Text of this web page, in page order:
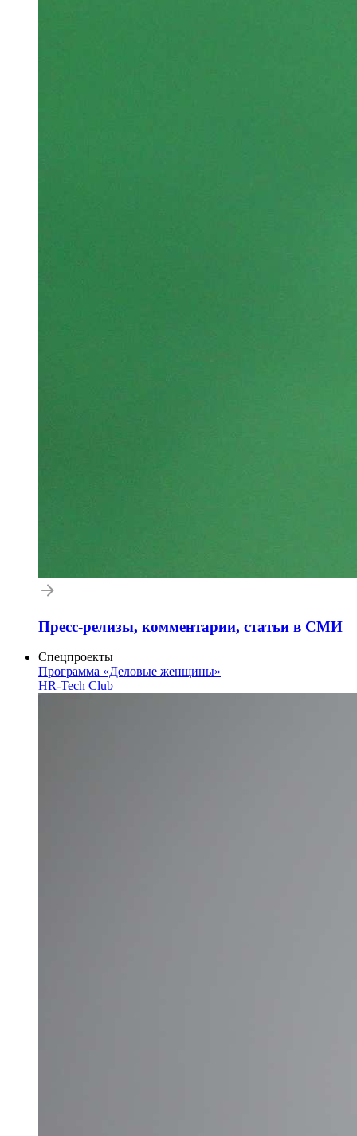
Пресс-релизы, комментарии, статьи в СМИ
Спецпроекты
Программа «Деловые женщины»
HR-Tech Club